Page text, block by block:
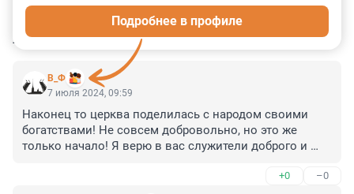
КОММЕНТАРИИ 6
В_Ф
Подробнее в профиле
7 июля 2024, 09:59
Наконец то церква поделилась с народом своими
богатствами! Не совсем добровольно, но это же
только начало! Я верю в вас служители доброго и
+0 –0